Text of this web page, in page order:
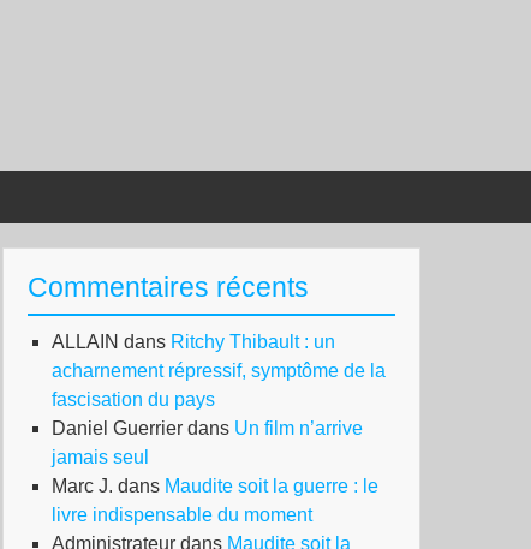
Commentaires récents
ALLAIN dans Ritchy Thibault : un
acharnement répressif, symptôme de la
fascisation du pays
Daniel Guerrier dans Un film n’arrive
jamais seul
Marc J. dans Maudite soit la guerre : le
livre indispensable du moment
Administrateur dans Maudite soit la